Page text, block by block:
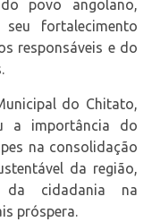
povo angolano,
fortalecimento
responsáveis e do
do Chitato,
a importância do
na consolidação
da região,
cidadania na
próspera.